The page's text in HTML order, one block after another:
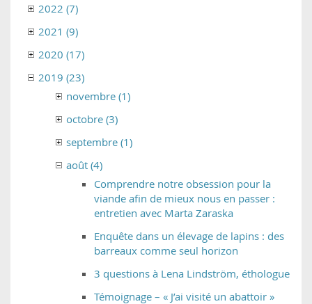
2022 (7)
2021 (9)
2020 (17)
2019 (23)
novembre (1)
octobre (3)
septembre (1)
août (4)
Comprendre notre obsession pour la
viande afin de mieux nous en passer :
entretien avec Marta Zaraska
Enquête dans un élevage de lapins : des
barreaux comme seul horizon
3 questions à Lena Lindström, éthologue
Témoignage – « J’ai visité un abattoir »